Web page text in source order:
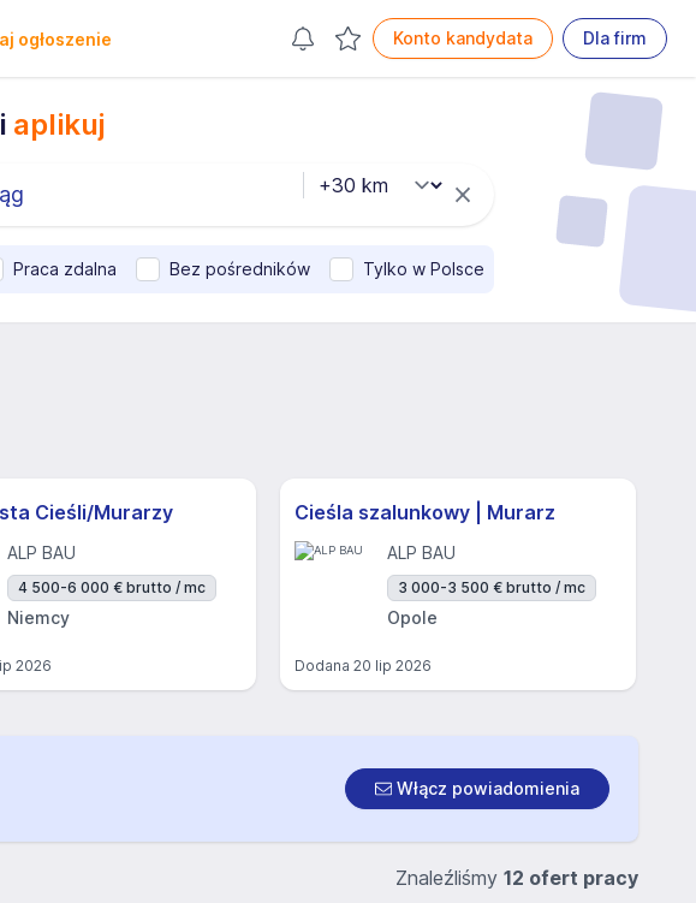
ogłoszenie Konto kandydata Dla firm
aplikuj
Praca zdalna Bez pośredników Tylko w Polsce
Cieśli/Murarzy
ALP BAU
4 500-6 000 € brutto / mc
Niemcy
2026
Cieśla szalunkowy | Murarz
ALP BAU
3 000-3 500 € brutto / mc
Opole
Dodana 20 lip 2026
Włącz powiadomienia
Znaleźliśmy 12 ofert pracy